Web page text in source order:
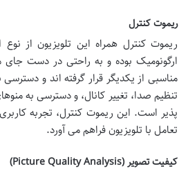
ریموت کنترل
ریموت کنترل همراه این تلویزیون از
ارگونومیک بوده و به راحتی در دست جای
مناسبی از یکدیگر قرار گرفته اند و دسترسی
تنظیم صدا، تغییر کانال، و دسترسی به
پذیر است. این ریموت کنترل، تجربه
تعامل با تلویزیون فراهم می آورد.
کیفیت تصویر (Picture Quality Analysis)